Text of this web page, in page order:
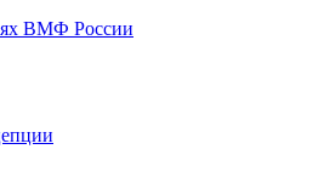
ВМФ России